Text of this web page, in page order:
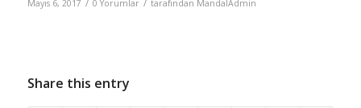
Mayıs 6, 2017 0 Yorumlar tarafından MandalAdmin
Share this entry